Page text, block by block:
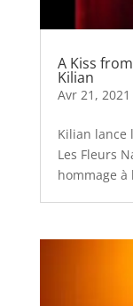
A Kiss
Kilian
Avr 21, 2021
Kilian lance
Les Fleurs
hommage